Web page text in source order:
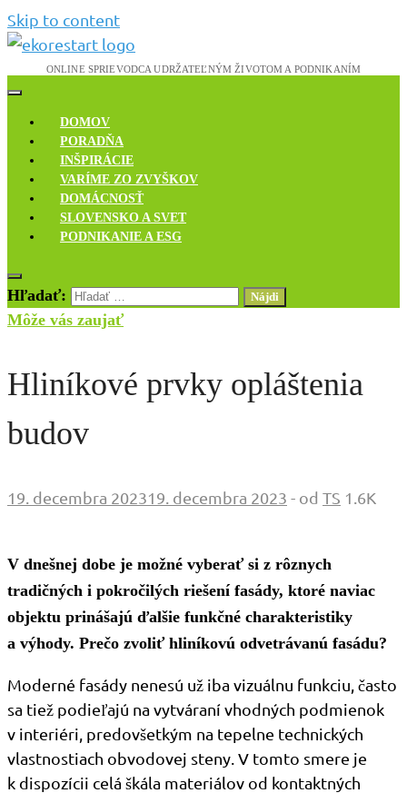
Skip to content
Ekoreštart
Novinky, rozhovory a inšpirácie
DOMOV
PORADŇA
INŠPIRÁCIE
VARÍME ZO ZVYŠKOV
DOMÁCNOSŤ
SLOVENSKO A SVET
PODNIKANIE A ESG
Hľadať:
Môže vás zaujať
Hliníkové prvky opláštenia
budov
19. decembra 202319. decembra 2023 - od TS 1.6K
V dnešnej dobe je možné vyberať si z rôznych
tradičných i pokročilých riešení fasády, ktoré naviac
objektu prinášajú ďalšie funkčné charakteristiky
a výhody. Prečo zvoliť hliníkovú odvetrávanú fasádu?
Moderné fasády nenesú už iba vizuálnu funkciu, často
sa tiež podieľajú na vytváraní vhodných podmienok
v interiéri, predovšetkým na tepelne technických
vlastnostiach obvodovej steny. V tomto smere je
k dispozícii celá škála materiálov od kontaktných